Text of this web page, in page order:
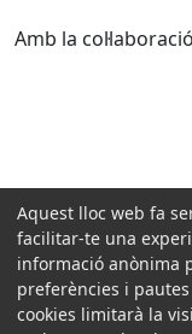
Amb la
Aquest lloc web fa
facilitar-te una
informació anònima
preferències i
cookies limitarà la